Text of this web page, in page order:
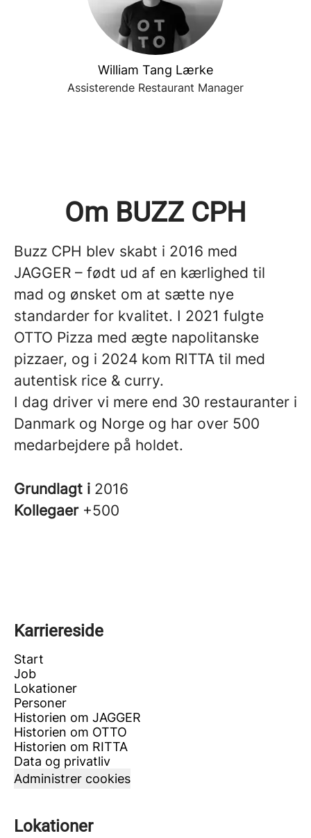
William Tang Lærke
Assisterende Restaurant Manager
Om BUZZ CPH
Buzz CPH blev skabt i 2016 med
JAGGER – født ud af en kærlighed til
mad og ønsket om at sætte nye
standarder for kvalitet. I 2021 fulgte
OTTO Pizza med ægte napolitanske
pizzaer, og i 2024 kom RITTA til med
autentisk rice & curry.
I dag driver vi mere end 30 restauranter i
Danmark og Norge og har over 500
medarbejdere på holdet.
Grundlagt i 2016
Kollegaer +500
Karriereside
Start
Job
Lokationer
Personer
Historien om JAGGER
Historien om OTTO
Historien om RITTA
Data og privatliv
Administrer cookies
Lokationer